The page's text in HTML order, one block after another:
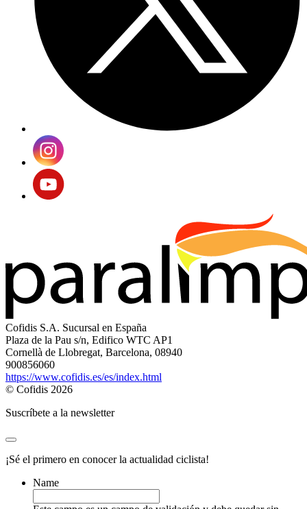
Cofidis S.A. Sucursal en España
Plaza de la Pau s/n, Edifico WTC AP1
Cornellà de Llobregat, Barcelona, 08940
900856060
https://www.cofidis.es/es/index.html
© Cofidis 2026
Suscríbete a la newsletter
¡Sé el primero en conocer la actualidad ciclista!
Name